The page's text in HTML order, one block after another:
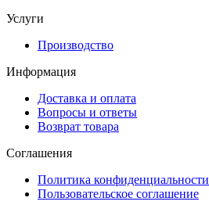
Услуги
Производство
Информация
Доставка и оплата
Вопросы и ответы
Возврат товара
Соглашения
Политика конфиденциальности
Пользовательское соглашение